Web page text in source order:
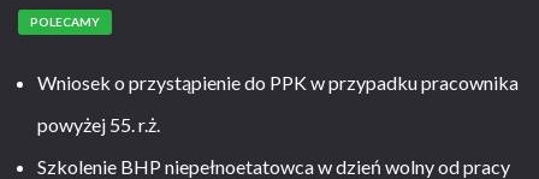
POLECAMY
Wniosek o przystąpienie do PPK w przypadku pracownika
powyżej 55. r.ż.
Szkolenie BHP niepełnoetatowca w dzień wolny od pracy